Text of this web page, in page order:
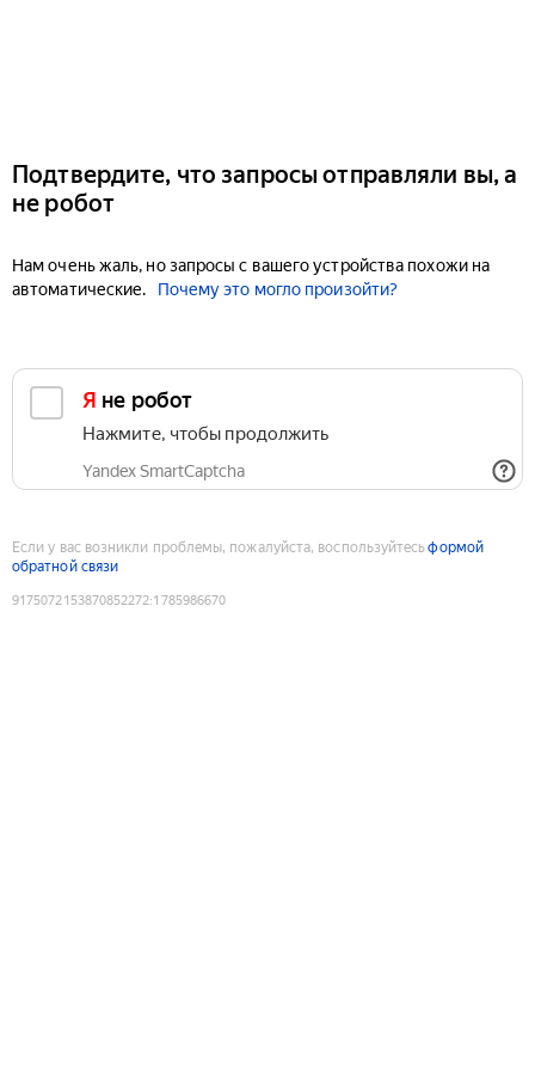
Подтвердите, что запросы отправляли вы, а
не робот
Нам очень жаль, но запросы с вашего устройства похожи на
автоматические.
Почему это могло произойти?
Я не робот
Нажмите, чтобы продолжить
Yandex SmartCaptcha
Если у вас возникли проблемы, пожалуйста, воспользуйтесьформой
обратной связи
9175072153870852272:1785986670